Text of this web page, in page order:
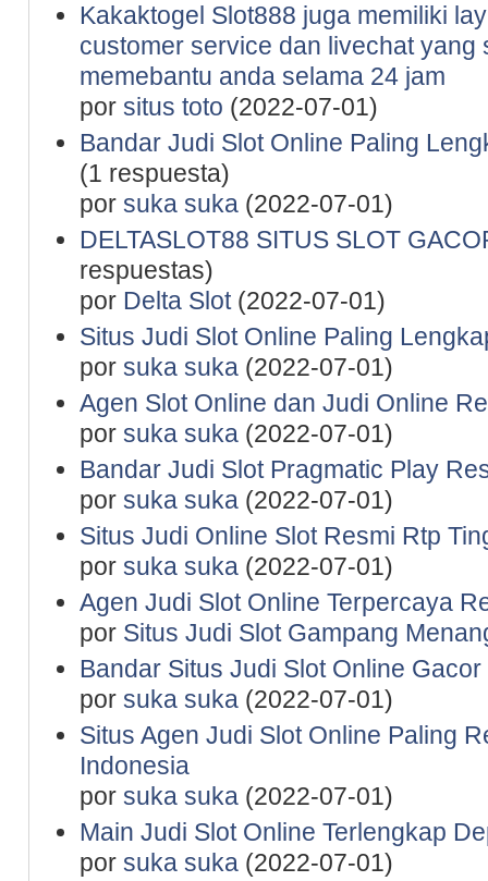
Kakaktogel Slot888 juga memiliki
customer service dan livechat yang
memebantu anda selama 24 jam
por situs toto (2022-07-01)
Bandar Judi Slot Online Paling
(1 respuesta)
por suka suka(2022-07-01)
DELTASLOT88 SITUS SLOT
respuestas)
por Delta Slot(2022-07-01)
Situs Judi Slot Online Paling
por suka suka(2022-07-01)
Agen Slot Online dan Judi Online
por suka suka(2022-07-01)
Bandar Judi Slot Pragmatic Play
por suka suka(2022-07-01)
Situs Judi Online Slot Resmi Rtp
por suka suka(2022-07-01)
Agen Judi Slot Online Terpercaya
por Situs Judi Slot Gampang
Bandar Situs Judi Slot Online
por suka suka(2022-07-01)
Situs Agen Judi Slot Online Paling
Indonesia
por suka suka(2022-07-01)
Main Judi Slot Online Terlengkap
por suka suka(2022-07-01)